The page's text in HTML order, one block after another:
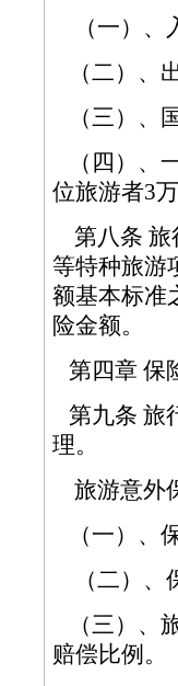
（一）、
（二）、
（三）、
（四）、
位旅游者
第八条 旅
等特种旅游
额基本标准
险金额。
第四章
第九条 旅
理。
旅游意外
（一）
（二）
（三）、
赔偿比